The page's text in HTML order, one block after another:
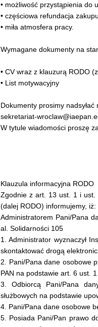
• możliwość przystąpienia do
• częściowa refundacja
• miła atmosfera pracy.
Wymagane dokumenty na
• CV wraz z klauzurą RODO
• List motywacyjny
Dokumenty prosimy
sekretariat-
W tytule wiadomości proszę
Klauzula informacyjna RODO
Zgodnie z art. 13 ust. 1 i ust.
(dalej RODO) informujemy, iż:
Administratorem Pani/Pana
al. Solidarności 105
1. Administrator wyznaczył
skontaktować drogą
2. Pani/Pana dane osobowe
PAN na podstawie art. 6 ust. 1
3. Odbiorcą Pani/Pana
służbowych na podstawie
4. Pani/Pana dane osobowe
5. Posiada Pani/Pan prawo